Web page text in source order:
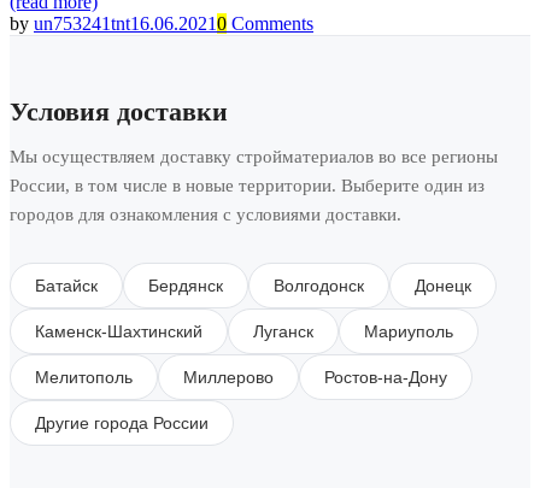
by un753241tnt16.06.20210 Comments
Условия доставки
Мы осуществляем доставку стройматериалов во все регионы
России, в том числе в новые территории. Выберите один из
городов для ознакомления с условиями доставки.
Батайск Бердянск Волгодонск Донецк
Каменск-Шахтинский Луганск Мариуполь
Мелитополь Миллерово Ростов-на-Дону
Другие города России